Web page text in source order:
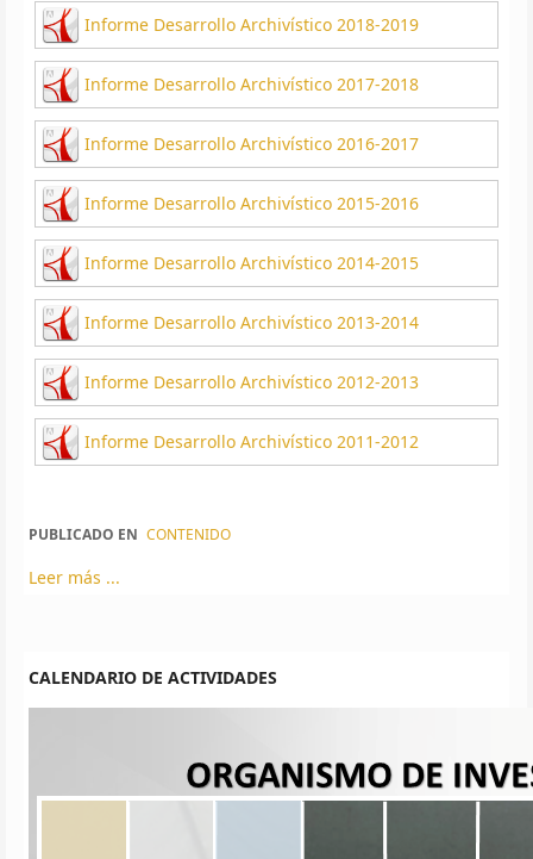
Informe Desarrollo Archivístico 2018-2019
Informe Desarrollo Archivístico 2017-2018
Informe Desarrollo Archivístico 2016-2017
Informe Desarrollo Archivístico 2015-2016
Informe Desarrollo Archivístico 2014-2015
Informe Desarrollo Archivístico 2013-2014
Informe Desarrollo Archivístico 2012-2013
Informe Desarrollo Archivístico 2011-2012
PUBLICADO EN CONTENIDO
Leer más ...
CALENDARIO DE ACTIVIDADES